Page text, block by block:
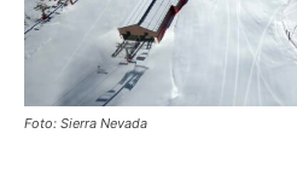
Foto: Sierra Nevada